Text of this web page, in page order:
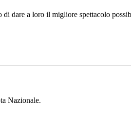
dare a loro il migliore spettacolo
Nazionale.